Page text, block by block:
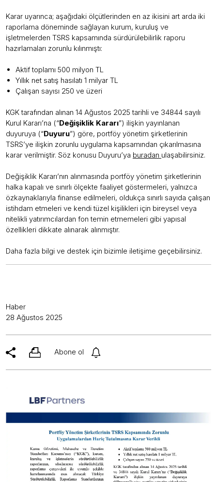
Karar uyarınca; aşağıdaki ölçütlerinden en az ikisini art arda iki
raporlama döneminde sağlayan kurum, kuruluş ve
işletmelerden TSRS kapsamında sürdürülebilirlik raporu
hazırlamaları zorunlu kılınmıştı:
Aktif toplamı 500 milyon TL
Yıllık net satış hasılatı 1 milyar TL
Çalışan sayısı 250 ve üzeri
KGK tarafından alınan 14 Ağustos 2025 tarihli ve 34844 sayılı
Kurul Kararı’na (“Değişiklik Kararı”) ilişkin yayınlanan
duyuruya (“Duyuru”) göre, portföy yönetim şirketlerinin
TSRS’ye ilişkin zorunlu uygulama kapsamından çıkarılmasına
karar verilmiştir. Söz konusu Duyuru’ya buradan ulaşabilirsiniz.
Değişiklik Kararı’nın alınmasında portföy yönetim şirketlerinin
halka kapalı ve sınırlı ölçekte faaliyet göstermeleri, yalnızca
özkaynaklarıyla finanse edilmeleri, oldukça sınırlı sayıda çalışan
istihdam etmeleri ve kendi tüzel kişilikleri için bireysel veya
nitelikli yatırımcılardan fon temin etmemeleri gibi yapısal
özellikleri dikkate alınarak alınmıştır.
Daha fazla bilgi ve destek için bizimle iletişime geçebilirsiniz.
Haber
28 Ağustos 2025
Abone ol